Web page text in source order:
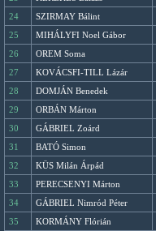
24
SZIRMAY Bálint
25
MIHÁLYFI Noel Gábor
26
OREM Soma
27
KOVÁCSFI-TILL Lázár
28
DOMJÁN Benedek
29
ORBÁN Márton
30
GÁBRIEL Zoárd
31
BATÓ Simon
32
KÜS Milán Árpád
33
PERECSENYI Márton
34
GÁBRIEL Nimród Péter
35
KORMÁNY Flórián